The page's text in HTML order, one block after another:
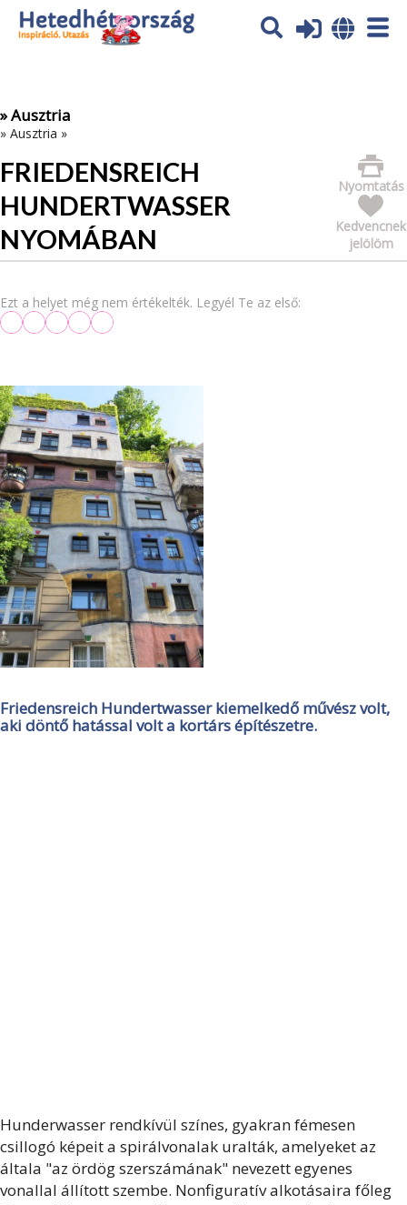
Az oldal sütiket (cookies) használ. További tájékoztatás itt:
Adatvédelmi tájékoztató
» Ausztria
» Ausztria »
FRIEDENSREICH
HUNDERTWASSER
NYOMÁBAN
Nyomtatás
Kedvencnek
jelölöm
Ezt a helyet még nem értékelték. Legyél Te az első:
Friedensreich Hundertwasser kiemelkedő művész volt,
aki döntő hatással volt a kortárs építészetre.
Hunderwasser rendkívül színes, gyakran fémesen
csillogó képeit a spirálvonalak uralták, amelyeket az
általa "az ördög szerszámának" nevezett egyenes
vonallal állított szembe. Nonfiguratív alkotásaira főleg